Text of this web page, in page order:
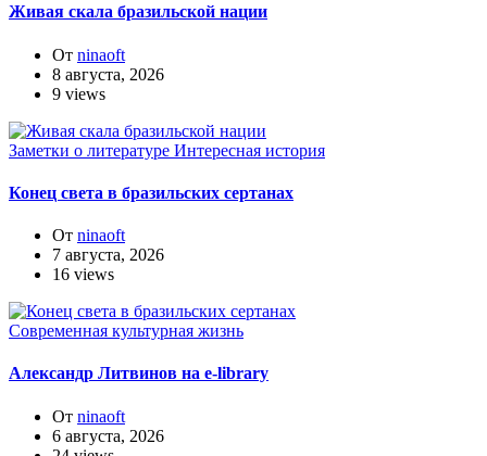
Живая скала бразильской нации
От ninaoft
8 августа, 2026
9 views
Заметки о литературе Интересная история
Конец света в бразильских сертанах
От ninaoft
7 августа, 2026
16 views
Современная культурная жизнь
Александр Литвинов на e-library
От ninaoft
6 августа, 2026